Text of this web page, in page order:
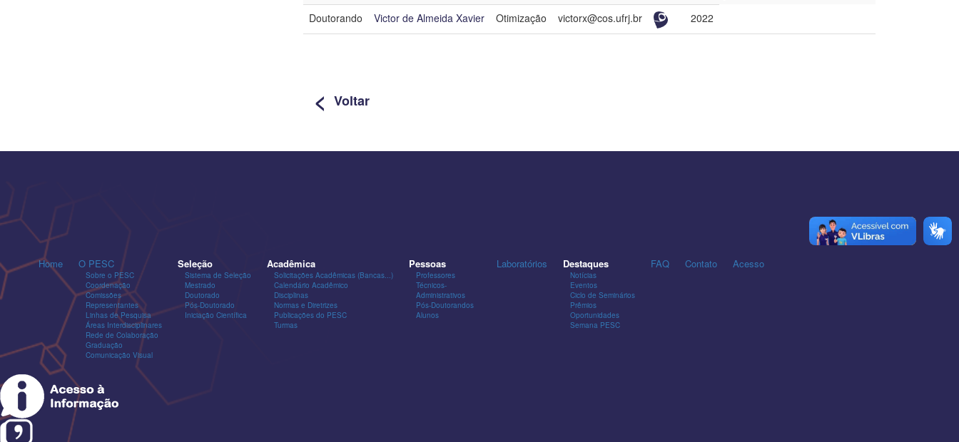
Doutorando Victor de Almeida Xavier Otimização victorx@cos.ufrj.br 2022
< Voltar
Home O PESC
Sobre o PESC
Coordenação
Comissões
Representantes
Linhas de Pesquisa
Áreas Interdisciplinares
Rede de Colaboração
Graduação
Comunicação Visual
Seleção
Sistema de Seleção
Mestrado
Doutorado
Pós-Doutorado
Iniciação Científica
Acadêmica
Solicitações Acadêmicas (Bancas...)
Calendário Acadêmico
Disciplinas
Normas e Diretrizes
Publicações do PESC
Turmas
Pessoas
Professores
Técnicos-
Administrativos
Pós-Doutorandos
Alunos
Laboratórios Destaques
Notícias
Eventos
Ciclo de Seminários
Prêmios
Oportunidades
Semana PESC
FAQ Contato Acesso